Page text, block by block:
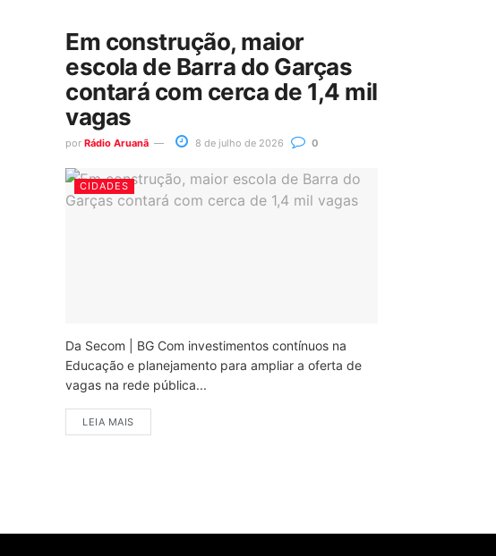
Em construção, maior
escola de Barra do Garças
contará com cerca de 1,4 mil
vagas
por Rádio Aruanã 8 de julho de 2026 0
CIDADES
Da Secom | BG Com investimentos contínuos na
Educação e planejamento para ampliar a oferta de
vagas na rede pública...
LEIA MAIS